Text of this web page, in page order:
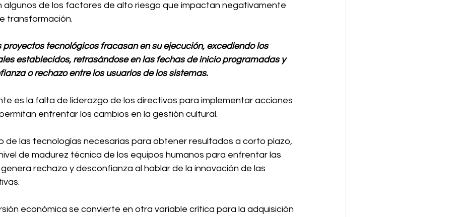
algunos de los factores de alto riesgo que impactan negativamente
transformación.
proyectos tecnológicos fracasan en su ejecución, excediendo los
establecidos, retrasándose en las fechas de inicio programadas y
o rechazo entre los usuarios de los sistemas.
es la falta de liderazgo de los directivos para implementar acciones
enfrentar los cambios en la gestión cultural.
de las tecnologías necesarias para obtener resultados a corto plazo,
de madurez técnica de los equipos humanos para enfrentar las
rechazo y desconfianza al hablar de la innovación de las
económica se convierte en otra variable crítica para la adquisición